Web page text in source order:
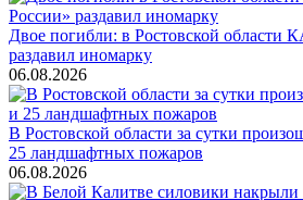
Двое погибли: в Ростовской
раздавил иномарку
06.08.2026
В Ростовской области за сутки
25 ландшафтных пожаров
06.08.2026